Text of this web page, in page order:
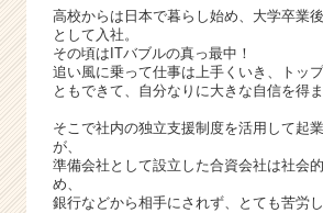
r
a
r
e
e
高校からは日本で暮らし始め、大学卒業
として入社。
その頃はITバブルの真っ最中！
追い風に乗って仕事は上手くいき、トッ
ともできて、自分なりに大きな自信を得ま
そこで社内の独立支援制度を活用して起
が、
準備会社として設立した合資会社は社会
め、
銀行などから相手にされず、とても苦労し